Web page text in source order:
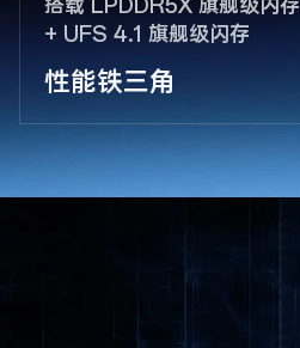
+ UFS 4.1 旗舰级闪存
性能铁三角